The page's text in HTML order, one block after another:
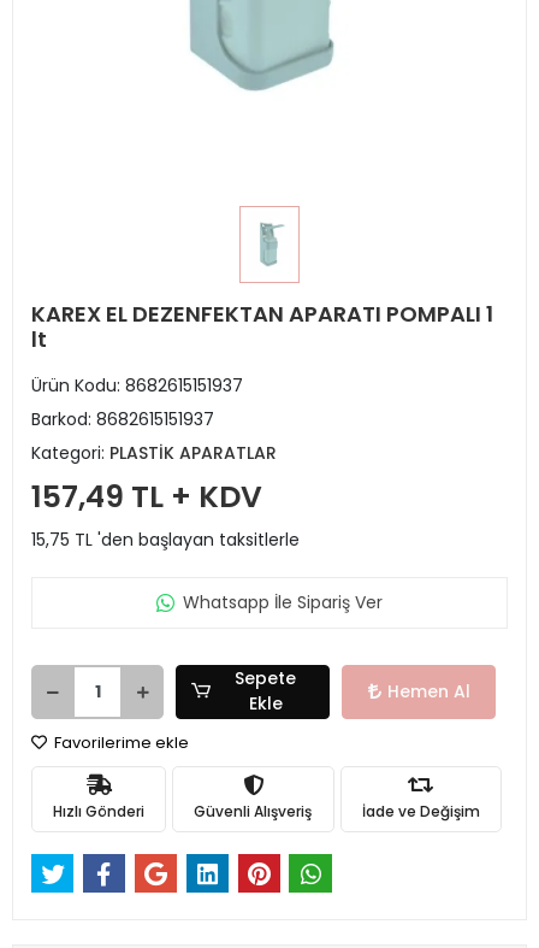
KAREX EL DEZENFEKTAN APARATI POMPALI 1
lt
Ürün Kodu: 8682615151937
Barkod: 8682615151937
Kategori: PLASTİK APARATLAR
157,49 TL + KDV
15,75 TL 'den başlayan taksitlerle
Whatsapp İle Sipariş Ver
Sepete
Ekle
Hemen Al
Favorilerime ekle
Hızlı Gönderi Güvenli Alışveriş İade ve Değişim